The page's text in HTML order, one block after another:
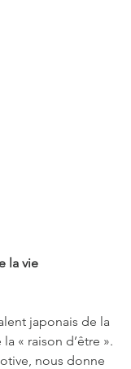
la vie
japonais de la
« raison d’être ».
nous donne